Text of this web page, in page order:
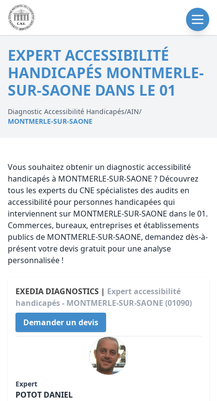
EXPERT ACCESSIBILITÉ
HANDICAPÉS MONTMERLE-
SUR-SAONE DANS LE 01
Diagnostic Accessibilité Handicapés/AIN/
MONTMERLE-SUR-SAONE
Vous souhaitez obtenir un diagnostic accessibilité
handicapés à MONTMERLE-SUR-SAONE ? Découvrez
tous les experts du CNE spécialistes des audits en
accessibilité pour personnes handicapées qui
interviennent sur MONTMERLE-SUR-SAONE dans le 01.
Commerces, bureaux, entreprises et établissements
publics de MONTMERLE-SUR-SAONE, demandez dès-à-
présent votre devis gratuit pour une analyse
personnalisée !
EXEDIA DIAGNOSTICS | Expert accessibilité
handicapés - MONTMERLE-SUR-SAONE (01090)
Demander un devis
Expert
POTOT DANIEL